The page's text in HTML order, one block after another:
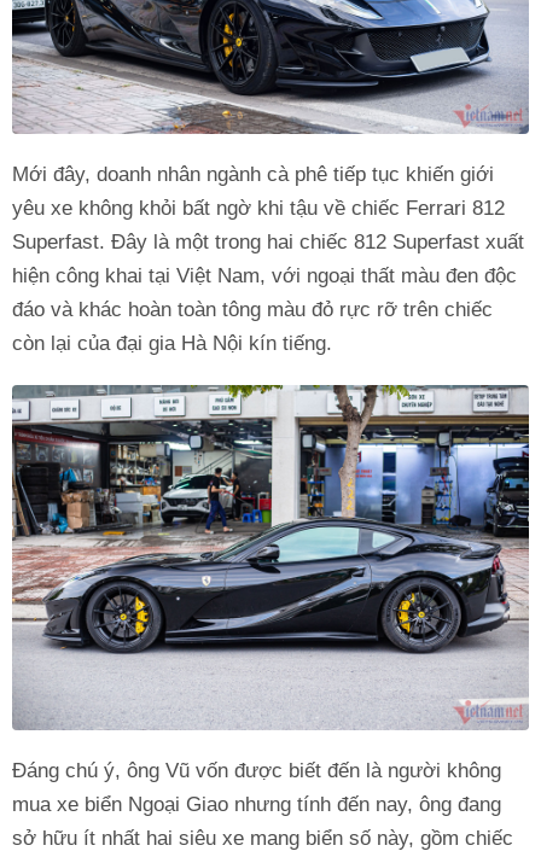
Mới đây, doanh nhân ngành cà phê tiếp tục khiến giới
yêu xe không khỏi bất ngờ khi tậu về chiếc Ferrari 812
Superfast. Đây là một trong hai chiếc 812 Superfast xuất
hiện công khai tại Việt Nam, với ngoại thất màu đen độc
đáo và khác hoàn toàn tông màu đỏ rực rỡ trên chiếc
còn lại của đại gia Hà Nội kín tiếng.
Đáng chú ý, ông Vũ vốn được biết đến là người không
mua xe biển Ngoại Giao nhưng tính đến nay, ông đang
sở hữu ít nhất hai siêu xe mang biển số này, gồm chiếc